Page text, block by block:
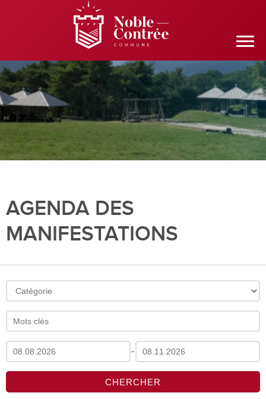
AGENDA DES
MANIFESTATIONS
-